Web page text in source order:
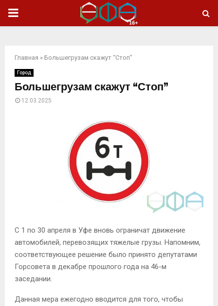
ОСНОВНОЕ
Главная » Большегрузам скажут “Стоп”
Город
Большегрузам скажут “Стоп”
12.03.2025
С 1 по 30 апреля в Уфе вновь ограничат движение
автомобилей, перевозящих тяжелые грузы. Напомним,
соответствующее решение было принято депутатами
Горсовета в декабре прошлого года на 46-м
заседании.
Данная мера ежегодно вводится для того, чтобы